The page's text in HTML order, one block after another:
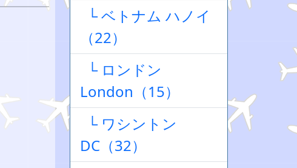
└ ベトナム ハノイ
（22）
└ ロンドン
London（15）
└ ワシントン
DC（32）